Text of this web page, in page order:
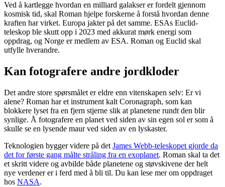
Ved å kartlegge hvordan en milliard galakser er fordelt gjennom
kosmisk tid, skal Roman hjelpe forskerne å forstå hvordan denne
kraften har virket. Europa jakter på det samme. ESAs Euclid-
teleskop ble skutt opp i 2023 med akkurat mørk energi som
oppdrag, og Norge er medlem av ESA. Roman og Euclid skal
utfylle hverandre.
Kan fotografere andre jordkloder
Det andre store spørsmålet er eldre enn vitenskapen selv: Er vi
alene? Roman har et instrument kalt Coronagraph, som kan
blokkere lyset fra en fjern stjerne slik at planetene rundt den blir
synlige. Å fotografere en planet ved siden av sin egen sol er som å
skulle se en lysende maur ved siden av en lyskaster.
Teknologien bygger videre på det James Webb-teleskopet gjorde da
det for første gang målte stråling fra en exoplanet. Roman skal ta det
et skritt videre og avbilde både planetene og støvskivene der helt
nye verdener er i ferd med å bli til. Du kan lese mer om oppdraget
hos NASA.